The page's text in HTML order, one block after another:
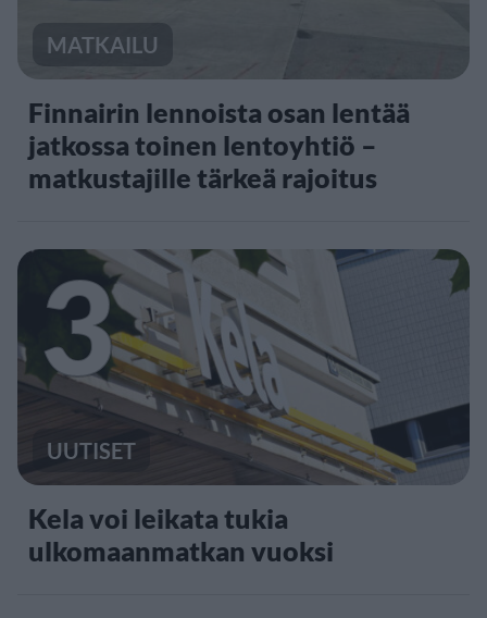
MATKAILU
Finnairin lennoista osan lentää
jatkossa toinen lentoyhtiö –
matkustajille tärkeä rajoitus
3
UUTISET
Kela voi leikata tukia
ulkomaanmatkan vuoksi